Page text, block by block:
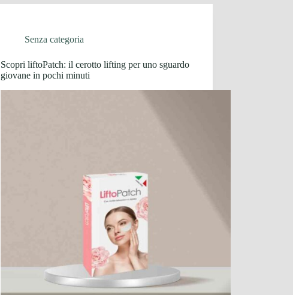
Senza categoria
Scopri liftoPatch: il cerotto lifting per uno sguardo
giovane in pochi minuti